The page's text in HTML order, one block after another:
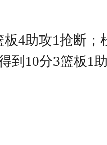
4助攻1抢断；
到10分3篮板1